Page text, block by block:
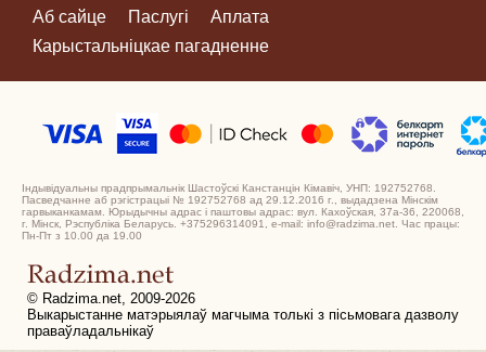
Аб сайце Паслугі
Аплата
Карыстальніцкае пагадненне
Індывідуальны прадпрымальнік Шастоўскі Канстанцін Кімавіч, УНП: 192752768.
Пасведчанне аб рэгістрацыі № 192752768 ад 29.12.2016 г., выдадзена Мінскім
гарвыканкамам. Юрыдычны адрас і паштовы адрас: вул. Кахоўская, 37а-36, 220068,
г. Мінск, Рэспубліка Беларусь. +375296314091, e-mail: info@radzima.net. Час працы:
Пн-Пт з 10.00 да 19.00
© Radzima.net, 2009-2026
Выкарыстанне матэрыялаў магчыма толькі з пісьмовага дазволу
праваўладальнікаў